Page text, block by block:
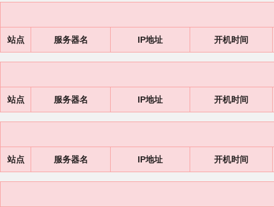
站点 服务器名 IP地址 开机时间
站点 服务器名 IP地址 开机时间
站点 服务器名 IP地址 开机时间